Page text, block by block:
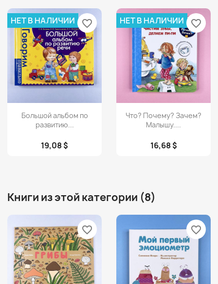
Просмотр
Большой альбом по
развитию...
19,08 $
НЕТ В НАЛИЧИИ favorite_border
Просмотр
Что? Почему? Зачем?
Малышу....
16,68 $
НЕТ В НАЛИЧИИ favorite_border
Книги из этой категории (8)
favorite_border favorite_border